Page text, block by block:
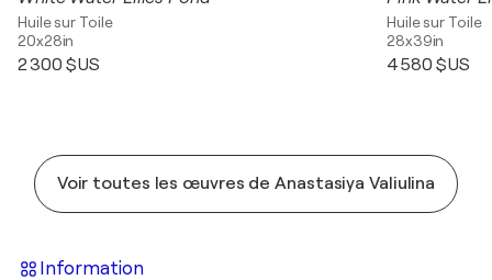
Huile sur Toile
20x28in
2 300 $US
Huile sur Toile
28x39in
4 580 $US
Voir toutes les œuvres de Anastasiya Valiulina
Information